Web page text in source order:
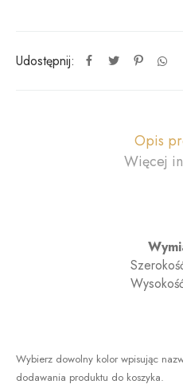
Udostępnij:
Opis
Więcej
Wybierz dowolny kolor wpisując
dodawania produktu do koszyka.